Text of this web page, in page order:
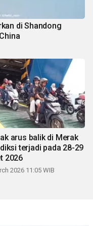
di Shandong
arus balik di Merak
terjadi pada 28-29
2026
2026 11:05 WIB